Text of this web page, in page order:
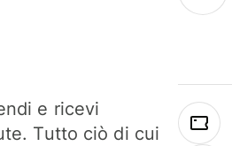
e ricevi
Tutto ciò di cui